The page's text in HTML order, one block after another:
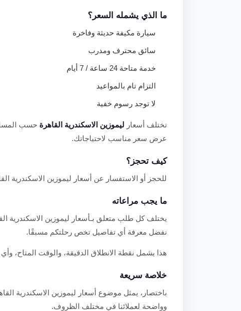
ما الذي يشمله السعر؟
سيارة مكيفة حديثة وفاخرة
سائق محترف ومدرب
خدمة متاحة 24 ساعة / 7 أيام
التزام تام بالمواعيد
لا توجد رسوم خفية
تختلف أسعار ليموزين الاسكندرية القاهرة حسب
عرض سعر مناسب لاحتياجاتك.
كيف تحجز؟
للحجز أو الاستفسار عن أسعار ليموزين الاسكندرية القاهرة
ما يجب مراعاته
نفضل معرفة أي تفاصيل تخص رحلتكم مسبقًا.
هذا يشمل نقطة الانطلاق الدقيقة، والوقت المتاح، وأي
خلاصة سريعة
وواضحة لعملائنا في مختلف الظروف.